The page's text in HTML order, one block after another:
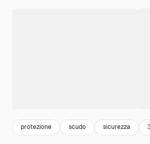
protezione scudo sicurezza